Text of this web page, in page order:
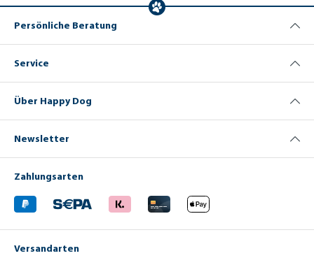
Persönliche Beratung
Service
Über Happy Dog
Newsletter
Zahlungsarten
Versandarten